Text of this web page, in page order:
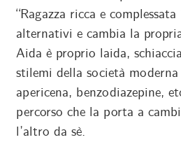
“Ragazza ricca e
alternativi e cambia la
Aida è proprio laida,
stilemi della società
apericena, benzodiazepine,
percorso che la porta a
l’altro da sè.